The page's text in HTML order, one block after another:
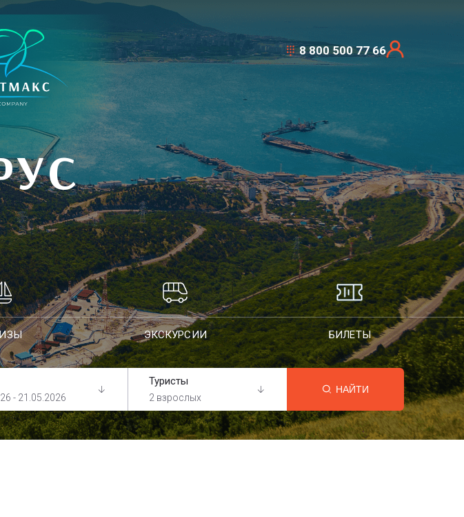
8 800 500 77 66
ЭКСКУРСИИ БИЛЕТЫ
- 21.05.2026
Туристы
2 взрослых
НАЙТИ